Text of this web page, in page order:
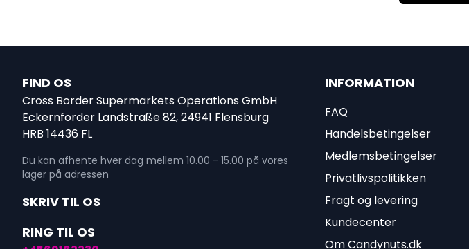
FIND OS
Cross Border Supermarkets Operations GmbH
Eckernförder Landstraße 82, 24941 Flensburg
HRB 14436 FL
Du kan afhente hver dag mellem 10.00 - 15.00 på vores
lager på adressen
SKRIV TIL OS
RING TIL OS
INFORMATION
FAQ
Handelsbetingelser
Medlemsbetingelser
Privatlivspolitikken
Fragt og levering
Kundecenter
Om Candynuts.dk